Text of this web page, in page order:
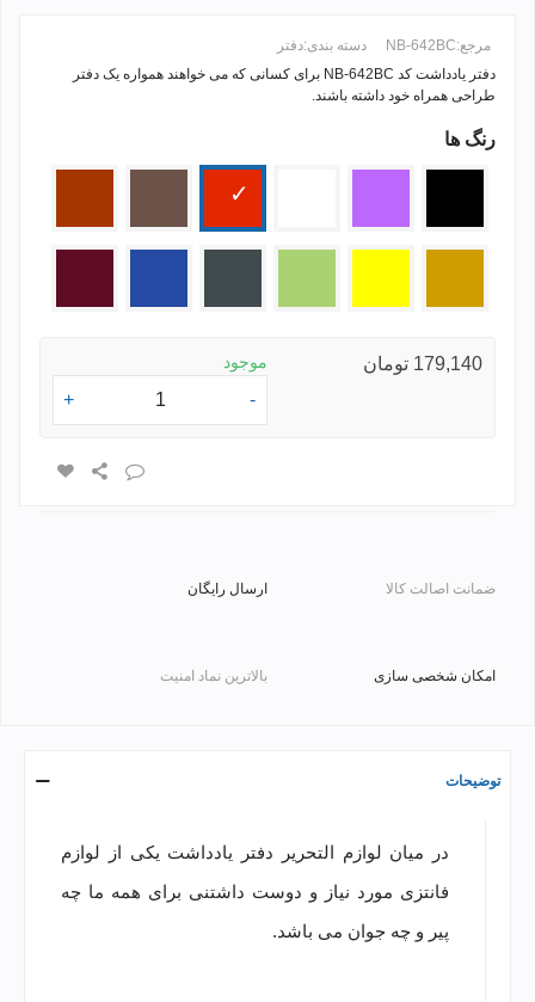
مرجع:NB-642BC دسته بندی:دفتر
دفتر یادداشت کد NB-642BC برای کسانی که می خواهند همواره یک دفتر
طراحی همراه خود داشته باشند.
ادامه مطلب +
رنگ ها
179,140 تومان موجود
-
+
ضمانت اصالت کالا ارسال رایگان
امکان شخصی سازی بالاترین نماد امنیت
توضیحات
در میان لوازم التحریر دفتر یادداشت یکی از لوازم
فانتزی مورد نیاز و دوست داشتنی برای همه ما چه
پیر و چه جوان می باشد.